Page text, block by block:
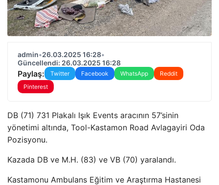
admin•26.03.2025 16:28•
Güncellendi: 26.03.2025 16:28
Paylaş: Twitter Facebook WhatsApp
Reddit
Pinterest
DB (71) 731 Plakalı Işık Events aracının 57’sinin
yönetimi altında, Tool-Kastamon Road Avlagayiri Oda
Pozisyonu.
Kazada DB ve M.H. (83) ve VB (70) yaralandı.
Kastamonu Ambulans Eğitim ve Araştırma Hastanesi